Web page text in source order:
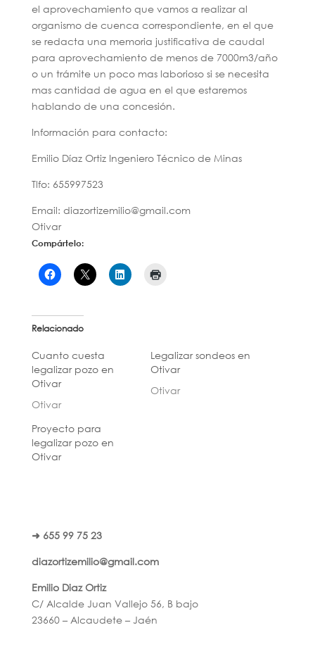
el aprovechamiento que vamos a realizar al
organismo de cuenca correspondiente, en el que
se redacta una memoria justificativa de caudal
para aprovechamiento de menos de 7000m3/año
o un trámite un poco mas laborioso si se necesita
mas cantidad de agua en el que estaremos
hablando de una concesión.
Información para contacto:
Emilio Díaz Ortiz Ingeniero Técnico de Minas
Tlfo: 655997523
Email: diazortizemilio@gmail.com
Otivar
Compártelo:
Relacionado
Cuanto cuesta
legalizar pozo en
Otivar
Otivar
Legalizar sondeos en
Otivar
Otivar
Proyecto para
legalizar pozo en
Otivar
➜ 655 99 75 23
diazortizemilio@gmail.com
Emilio Diaz Ortiz
C/ Alcalde Juan Vallejo 56, B bajo
23660 – Alcaudete – Jaén